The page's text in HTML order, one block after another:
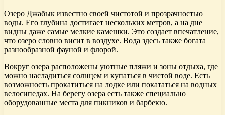
Озеро Джабык известно своей чистотой и прозрачностью
воды. Его глубина достигает нескольких метров, а на дне
видны даже самые мелкие камешки. Это создает впечатление,
что озеро словно висит в воздухе. Вода здесь также богата
разнообразной фауной и флорой.
Вокруг озера расположены уютные пляжи и зоны отдыха, где
можно насладиться солнцем и купаться в чистой воде. Есть
возможность прокатиться на лодке или покататься на водных
велосипедах. На берегу озера есть также специально
оборудованные места для пикников и барбекю.